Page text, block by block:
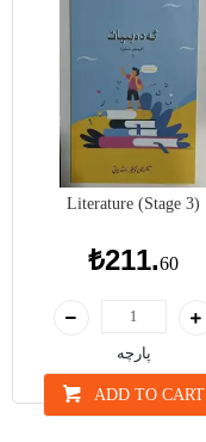
Literature (Stage 3)
₺211.60
پارچە
ADD TO CART